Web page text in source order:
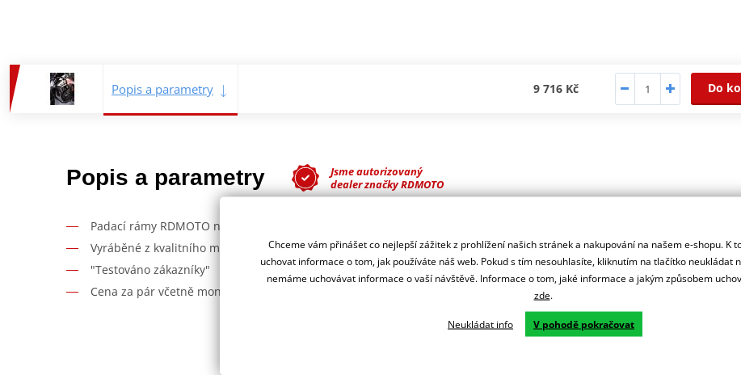
Popis a parametry 9 716 Kč Do
Popis a parametry
Jsme autorizovaný
dealer značky RDMOTO
Padací rámy RDMOTO nabízí maximální ochranu Vašeho motocyklu.
Vyráběné z kvalitního materiálu.
"Testováno zákazníky"
Cena za pár včetně montážní sady.
Chceme vám přinášet co nejlepší zážitek z prohlížení našich stránek a nakupování na našem e-shopu. K
uchovat informace o tom, jak používáte náš web. Pokud s tím nesouhlasíte, kliknutím na tlačítko neukládat
nemáme uchovávat informace o vaší návštěvě. Informace o tom, jaké informace a jakým způsobem
zde.
Neukládat info V pohodě pokračovat